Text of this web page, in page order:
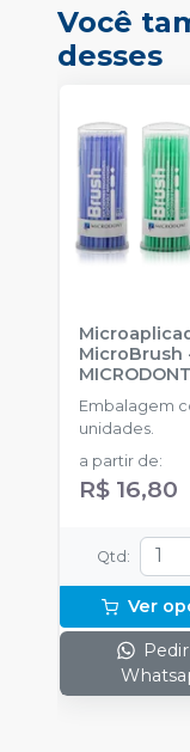
Você
desses
MicroBrush
MICRODONT
Embalagem
unidades.
a partir de:
R$ 16,80
Qtd :
Ver